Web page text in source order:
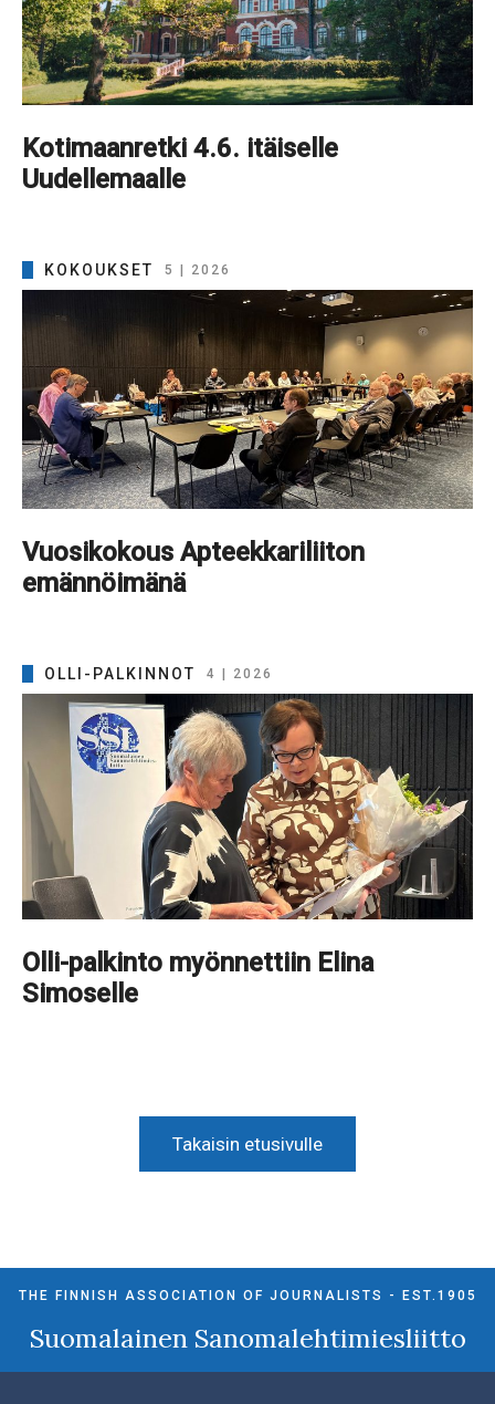
Kotimaanretki 4.6. itäiselle
Uudellemaalle
KOKOUKSET 5 | 2026
Vuosikokous Apteekkariliiton
emännöimänä
OLLI-PALKINNOT 4 | 2026
Olli-palkinto myönnettiin Elina
Simoselle
Takaisin etusivulle
THE FINNISH ASSOCIATION OF JOURNALISTS - EST.1905
Suomalainen Sanomalehtimiesliitto